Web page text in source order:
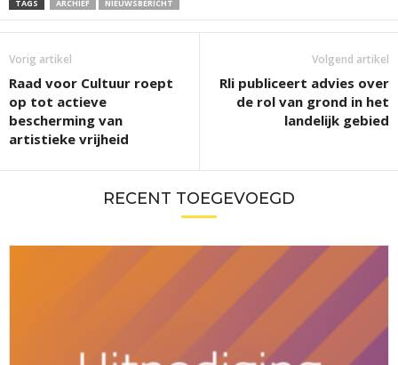
TAGS ARCHIEF NIEUWSBERICHT
Vorig artikel
Raad voor Cultuur roept
op tot actieve
bescherming van
artistieke vrijheid
Volgend artikel
Rli publiceert advies over
de rol van grond in het
landelijk gebied
RECENT TOEGEVOEGD